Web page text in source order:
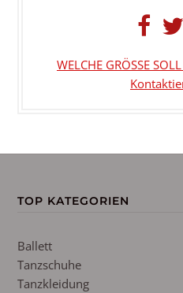
WELCHE GRÖSSE
TOP KATEGORIEN
Ballett
Tanzschuhe
Tanzkleidung